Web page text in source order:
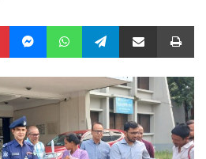
PinterestMessengerWhatsAppTelegramShare via Email